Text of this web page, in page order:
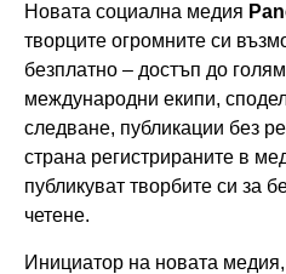
Новата социална медия
творците огромните си
безплатно – достъп до
международни екипи,
следване, публикации без
страна регистрираните в
публикуват творбите си за
четене.
Инициатор на новата